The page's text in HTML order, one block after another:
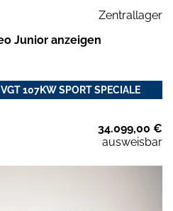
Zentrallager
Junior anzeigen
107KW SPORT SPECIALE
34.099,00 €
ausweisbar